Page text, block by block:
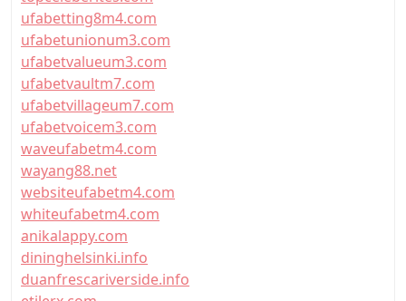
ufabetting8m4.com
ufabetunionum3.com
ufabetvalueum3.com
ufabetvaultm7.com
ufabetvillageum7.com
ufabetvoicem3.com
waveufabetm4.com
wayang88.net
websiteufabetm4.com
whiteufabetm4.com
anikalappy.com
dininghelsinki.info
duanfrescariverside.info